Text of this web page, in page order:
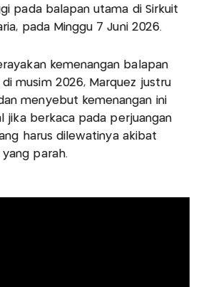
pada balapan utama di Sirkuit
pada Minggu 7 Juni 2026.
kemenangan balapan
musim 2026, Marquez justru
menyebut kemenangan ini
jika berkaca pada perjuangan
harus dilewatinya akibat
parah.